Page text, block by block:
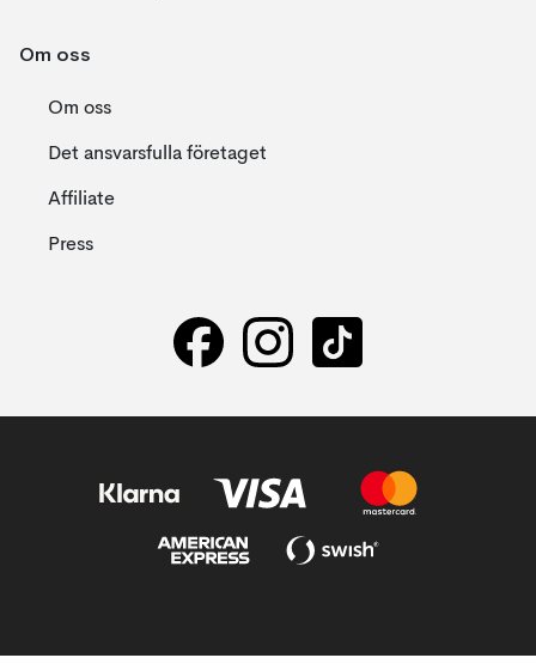
Om oss
Om oss
Det ansvarsfulla företaget
Affiliate
Press